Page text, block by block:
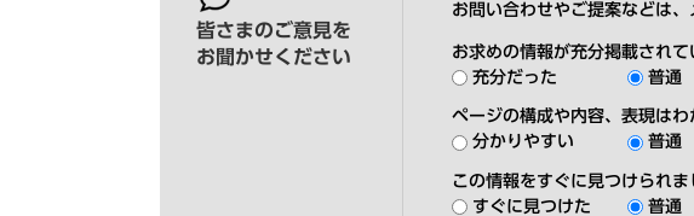
皆さまのご意見を
お聞かせください
お問い合わせやご提案などは
お求めの情報が充分掲載されて
充分だった
普通
ページの構成や内容、表現は
分かりやすい
普通
この情報をすぐに見つけられま
すぐに見つけた
普通